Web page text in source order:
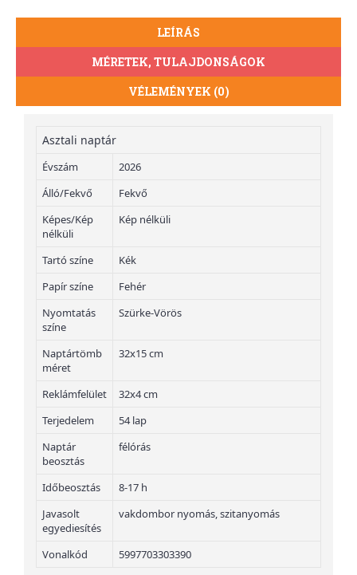
LEÍRÁS
MÉRETEK, TULAJDONSÁGOK
VÉLEMÉNYEK (0)
Asztali naptár
Évszám
2026
Álló/Fekvő
Fekvő
Képes/Kép
nélküli
Kép nélküli
Tartó színe
Kék
Papír színe
Fehér
Nyomtatás
színe
Szürke-Vörös
Naptártömb
méret
32x15 cm
Reklámfelület
32x4 cm
Terjedelem
54 lap
Naptár
beosztás
félórás
Időbeosztás
8-17 h
Javasolt
egyediesítés
vakdombor nyomás, szitanyomás
Vonalkód 5997703303390